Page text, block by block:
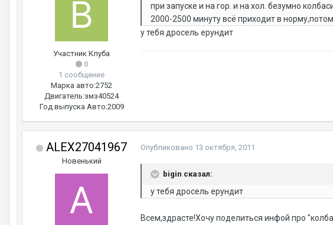
Участник Клуба
0
1 сообщение
Марка авто:2752
Двигатель:змз40524
Год выпуска Авто:2009
при запуске и на гор. и на хол. безумно
2000-2500 минуту всё приходит в
у тебя дросель ерундит
ALEX27041967
Новенький
Опубликовано 13 октября, 2011
bigin сказал:
у тебя дросель ерундит
Всем,здрасте!Хочу поделиться инфой про